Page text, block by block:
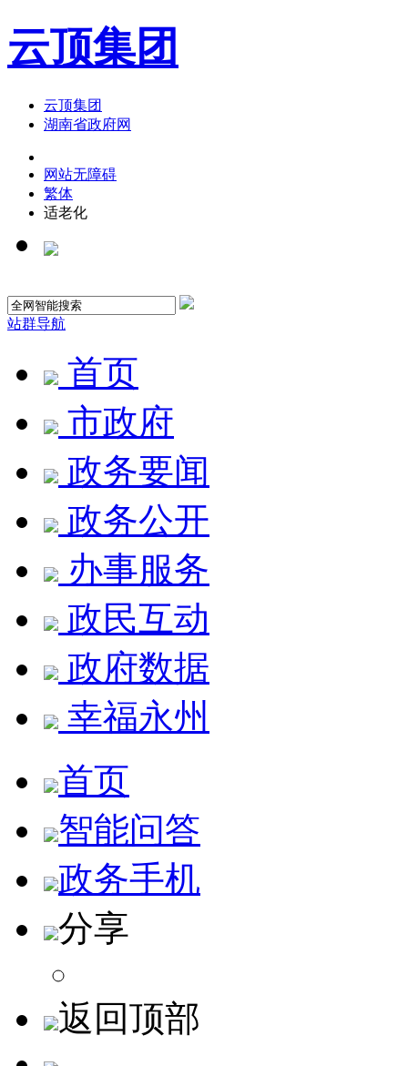
云顶集团
云顶集团
湖南省政府网
网站无障碍
繁体
适老化
站群导航
首页
市政府
政务要闻
政务公开
办事服务
政民互动
政府数据
幸福永州
首页
智能问答
政务手机
分享
返回顶部